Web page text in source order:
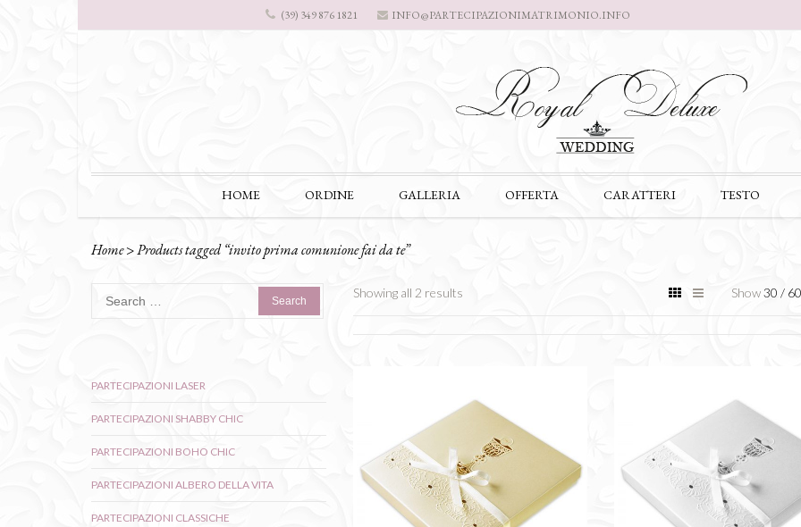
(39) 349 876 1821 INFO@PARTECIPAZIONIMATRIMONIO.INFO
to
Skip
to
content
HOME ORDINE GALLERIA OFFERTA CARATTERI TESTO
Home>Products tagged “invito prima comunione fai da te”
Showing all 2 results Show30/
for:
PARTECIPAZIONI LASER
PARTECIPAZIONI SHABBY CHIC
PARTECIPAZIONI BOHO CHIC
PARTECIPAZIONI ALBERO DELLA VITA
PARTECIPAZIONI CLASSICHE